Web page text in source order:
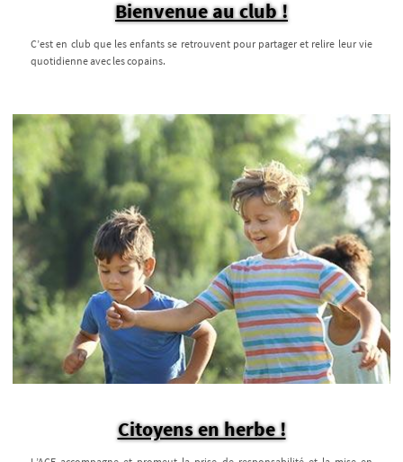
Bienvenue au club !
C’est en club que les enfants se retrouvent pour partager et relire leur vie
quotidienne avec les copains.
Citoyens en herbe !